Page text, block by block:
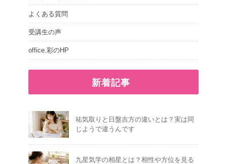
よくある質問
受講生の声
office.彩のHP
新着記事
祐気取りと日盤吉方の違いとは？実は同
じようで違うんです
九星気学の相星とは？相性や方位を見る